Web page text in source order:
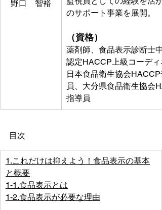
野口　智裕
のサポート事業を展開。
（資格）
薬剤師、食品表示診断士
認定HACCP上級コーディ
日本食品衛生協会HACCP
員、大分県食品衛生協会
指導員
目次
1.これだけは抑えよう！食品表示の基本
と概要
1-1.食品表示とは
1-2.食品表示が必要な理由